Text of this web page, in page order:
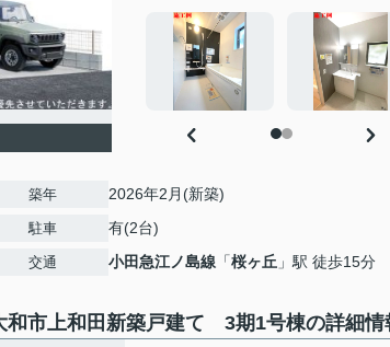
築年 2026年2月(新築)
駐車 有(2台)
交通 小田急江ノ島線 「桜ヶ丘 」駅 徒歩15分
和市上和田新築戸建て 3期1号棟の詳細情